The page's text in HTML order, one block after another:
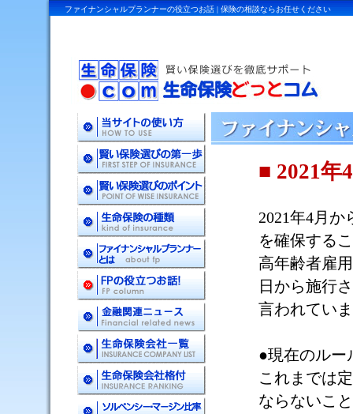
ファイナンシャルプランナーの役立つお話 | 保険の相談ならお任せください
■ 2021年4
2021年4月か
を確保する
高年齢者雇
日から施行
言われてい
●現在のルー
これまでは
ならないこ